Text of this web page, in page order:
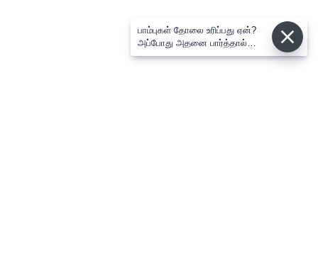
பாம்புகள் தோலை உரிப்பது ஏன்?
அப்போது அதனை பார்த்தால்
பழிவாங்குமா?